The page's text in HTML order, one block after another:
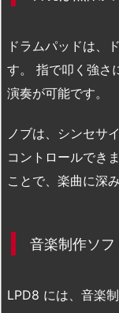
ドラムパッドは、
す。 指で叩く強さ
演奏が可能です。
ノブは、シンセサ
コントロールでき
ことで、楽曲に深
音楽制作ソフ
LPD8 には、音楽